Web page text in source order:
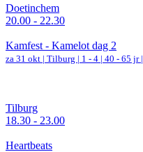
Doetinchem
20.00 - 22.30
Kamfest - Kamelot dag 2
za 31 okt | Tilburg | 1 - 4 | 40 - 65 jr |
Tilburg
18.30 - 23.00
Heartbeats